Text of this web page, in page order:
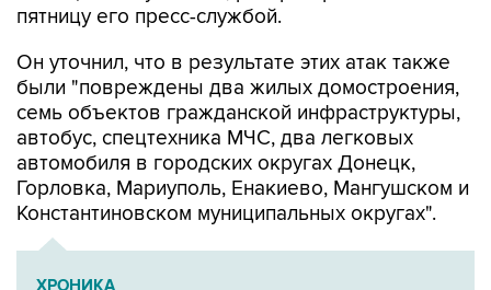
Он уточнил, что в результате этих атак также
семь объектов гражданской инфраструктуры,
автобус, спецтехника МЧС, два легковых
автомобиля в городских округах Донецк,
Горловка, Мариуполь, Енакиево, Мангушском и
Константиновском муниципальных округах".
ХРОНИКА
Военная операция на Украине